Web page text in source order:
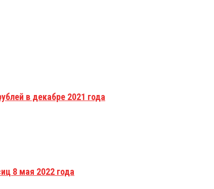
в декабре 2021 года
8 мая 2022 года